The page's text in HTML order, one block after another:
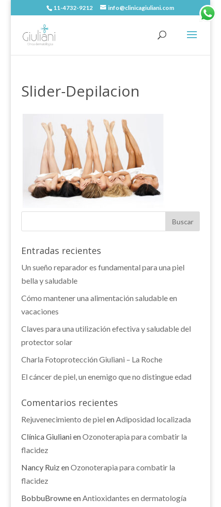
11-4732-9212 info@clinicagiuliani.com
Slider-Depilacion
Entradas recientes
Un sueño reparador es fundamental para una piel
bella y saludable
Cómo mantener una alimentación saludable en
vacaciones
Claves para una utilización efectiva y saludable del
protector solar
Charla Fotoprotección Giuliani – La Roche
El cáncer de piel, un enemigo que no distingue edad
Comentarios recientes
Rejuvenecimiento de piel enAdiposidad localizada
Clínica GiulianienOzonoterapia para combatir la
flacidez
Nancy RuizenOzonoterapia para combatir la
flacidez
BobbuBrowneenAntioxidantes en dermatología